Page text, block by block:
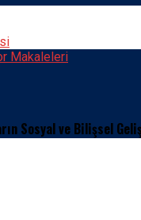
Sosyal ve Bilişsel